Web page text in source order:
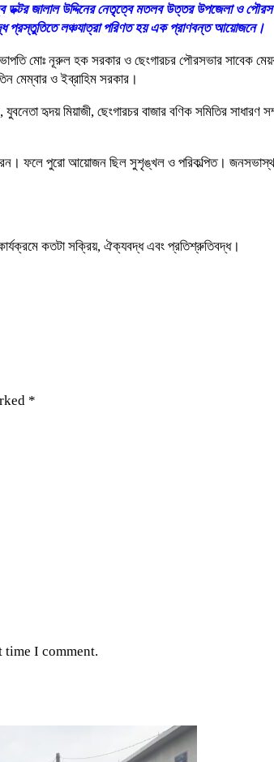
জালাল উদ্দিনের নেতৃত্বে মতলব উত্তর উপজেলা ও
প্রস্তুতিতে লঞ্চযাত্রা পরিণত হয় এক প্রাণবন্ত আয়োজনে।
মোঃ নূরুল হক সরকার ও ছেংগারচর পৌরসভার সাবেক
মেম্বার ও ইব্রাহিম সরকার।
হৃদয় মিয়াজী, ছেংগারচর বাজার বণিক সমিতির সাধারণ
করেন। ফলে পুরো আয়োজন ছিল সুশৃঙ্খল ও পরিকল্পিত।
কতটা সক্রিয়, ঐক্যবদ্ধ এবং প্রতিশ্রুতিবদ্ধ।
*
time I comment.